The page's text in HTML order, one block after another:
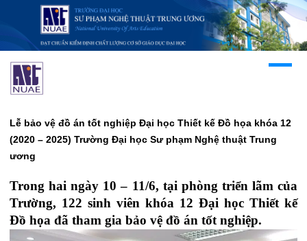
Lễ bảo vệ đồ án tốt nghiệp Đại học Thiết kế Đồ họa khóa 12
(2020 – 2025) Trường Đại học Sư phạm Nghệ thuật Trung
ương
Trong hai ngày 10 – 11/6, tại phòng triển lãm của
Trường, 122 sinh viên khóa 12 Đại học Thiết kế
Đồ họa đã tham gia bảo vệ đồ án tốt nghiệp.